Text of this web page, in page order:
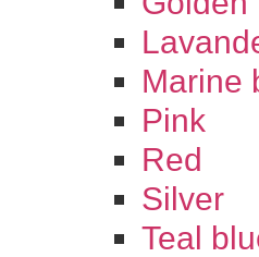
Marine
Pink
Red
Silver
Teal